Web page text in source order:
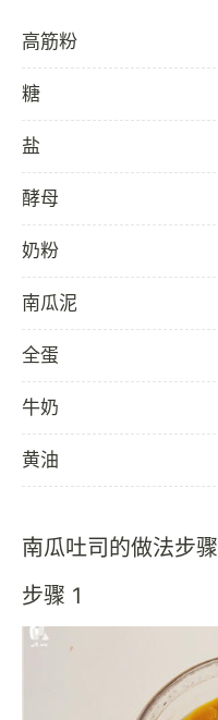
高筋粉
糖
盐
酵母
奶粉
南瓜泥
全蛋
牛奶
黄油
南瓜吐司的做法步骤
步骤 1